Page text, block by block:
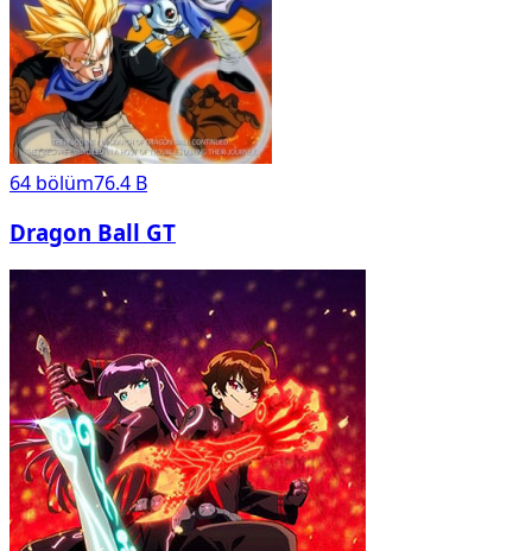
64 bölüm76.4 B
Dragon Ball GT